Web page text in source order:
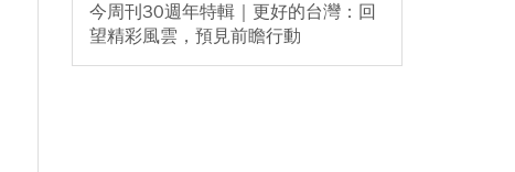
今周刊30週年特輯｜更好的台灣：回
望精彩風雲，預見前瞻行動